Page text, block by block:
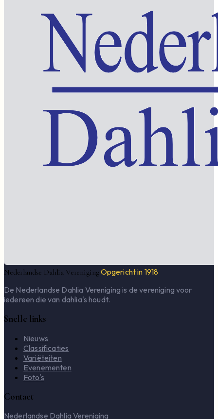
Nederlandse Dahlia VerenigingOpgericht in 1918
De Nederlandse Dahlia Vereniging is de vereniging voor
iedereen die van dahlia's houdt.
Snelle links
Nieuws
Classificaties
Variëteiten
Evenementen
Foto's
Contact
Nederlandse Dahlia Vereniging